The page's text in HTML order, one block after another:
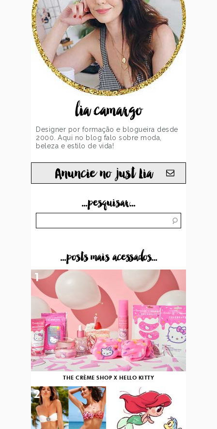
lia camargo
Designer por formação e blogueira desde
2000. Aqui no blog falo sobre moda,
beleza e estilo de vida!
Anuncie no just Lia
...pesquisar...
...posts mais acessados...
THE CRÈME SHOP X HELLO KITTY
1
2 3